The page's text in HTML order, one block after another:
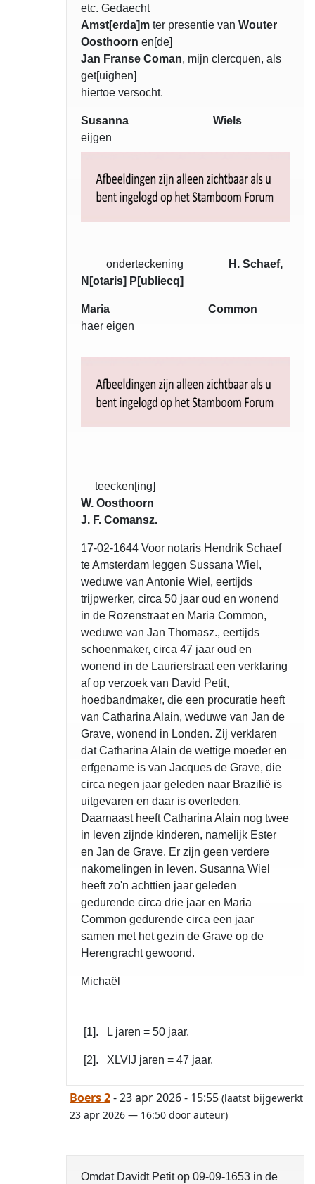
etc. Gedaecht
Amst[erda]m ter presentie van Wouter
Oosthoorn en[de]
Jan Franse Coman, mijn clercquen, als
get[uighen]
hiertoe versocht.
Susanna Wiels
eijgen
onderteckening
H. Schaef,
N[otaris] P[ubliecq]
Maria Common
haer eigen
teecken[ing]
W. Oosthoorn
J. F. Comansz.
17-02-1644 Voor notaris Hendrik Schaef
te Amsterdam leggen Sussana Wiel,
weduwe van Antonie Wiel, eertijds
trijpwerker, circa 50 jaar oud en wonend
in de Rozenstraat en Maria Common,
weduwe van Jan Thomasz., eertijds
schoenmaker, circa 47 jaar oud en
wonend in de Laurierstraat een verklaring
af op verzoek van David Petit,
hoedbandmaker, die een procuratie heeft
van Catharina Alain, weduwe van Jan de
Grave, wonend in Londen. Zij verklaren
dat Catharina Alain de wettige moeder en
erfgename is van Jacques de Grave, die
circa negen jaar geleden naar Brazilië is
uitgevaren en daar is overleden.
Daarnaast heeft Catharina Alain nog twee
in leven zijnde kinderen, namelijk Ester
en Jan de Grave. Er zijn geen verdere
nakomelingen in leven. Susanna Wiel
heeft zo'n achttien jaar geleden
gedurende circa drie jaar en Maria
Common gedurende circa een jaar
samen met het gezin de Grave op de
Herengracht gewoond.
Michaël
[1]. L jaren = 50 jaar.
[2]. XLVIJ jaren = 47 jaar.
Boers 2- 23 apr 2026 - 15:55 (laatst bijgewerkt
23 apr 2026 — 16:50 door auteur)
Omdat Davidt Petit op 09-09-1653 in de